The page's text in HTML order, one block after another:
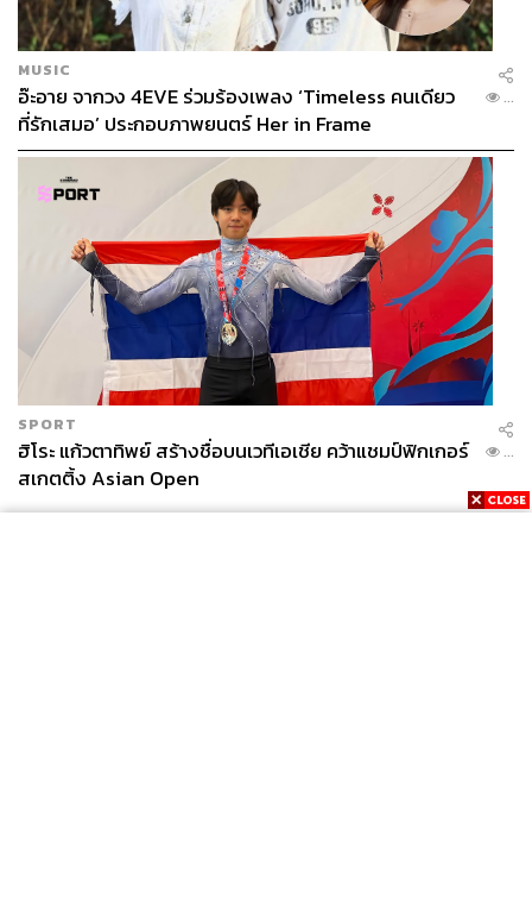
MUSIC
อ๊ะอาย จากวง 4EVE ร่วมร้องเพลง ‘Timeless คนเดียว
ที่รักเสมอ’ ประกอบภาพยนตร์ Her in Frame
...
SPORT
ฮิโระ แก้วตาทิพย์ สร้างชื่อบนเวทีเอเชีย คว้าแชมป์ฟิกเกอร์
สเกตติ้ง Asian Open
...